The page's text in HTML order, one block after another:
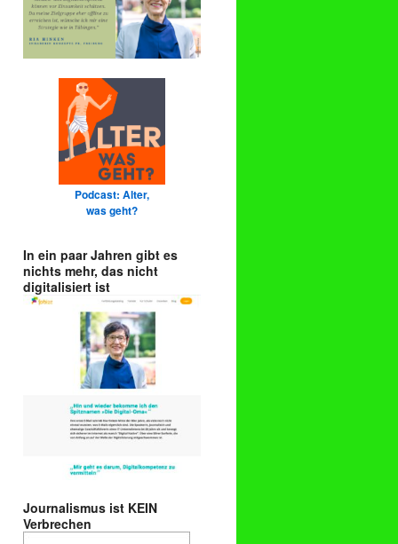
Podcast: Alter,
was geht?
In ein paar Jahren gibt es
nichts mehr, das nicht
digitalisiert ist
Journalismus ist KEIN
Verbrechen